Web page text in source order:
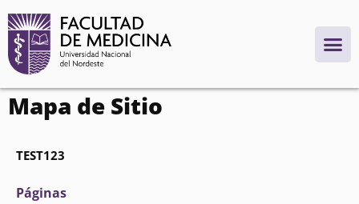
contenido
Mapa de Sitio
TEST123
Páginas